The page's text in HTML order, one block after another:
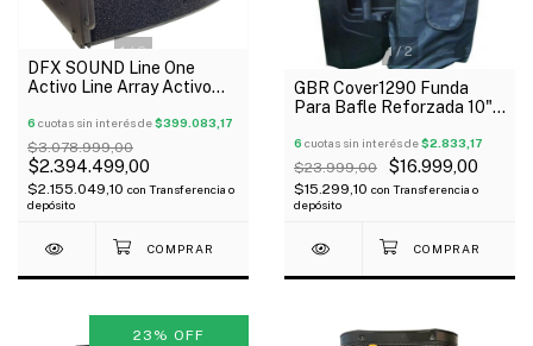
1/6
DFX SOUND Line One
Activo Line Array Activo
Driver 1" Dsp
6 cuotas sin interés de$399.083,17
$3.078.999,00
$2.394.499,00
$2.155.049,10 con Transferencia o
depósito
1/2
GBR Cover1290 Funda
Para Bafle Reforzada 10"
6 cuotas sin interés de$2.833,17
$23.999,00 $16.999,00
$15.299,10 con Transferencia o
depósito
23 % OFF